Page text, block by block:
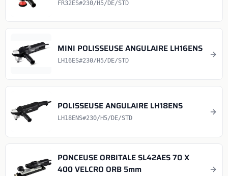
FR32ES#230/H5/DE/STD
MINI POLISSEUSE ANGULAIRE LH16ENS
LH16ES#230/H5/DE/STD
POLISSEUSE ANGULAIRE LH18ENS
LH18ENS#230/H5/DE/STD
PONCEUSE ORBITALE SL42AES 70 X
400 VELCRO ORB 5mm